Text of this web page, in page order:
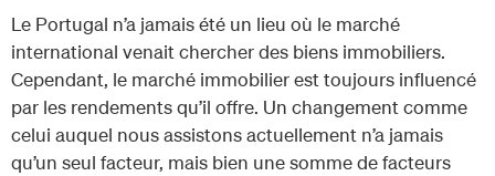
Le Portugal n’a jamais été un lieu où le marché
international venait chercher des biens immobiliers.
Cependant, le marché immobilier est toujours influencé
par les rendements qu’il offre. Un changement comme
celui auquel nous assistons actuellement n’a jamais
qu’un seul facteur, mais bien une somme de facteurs